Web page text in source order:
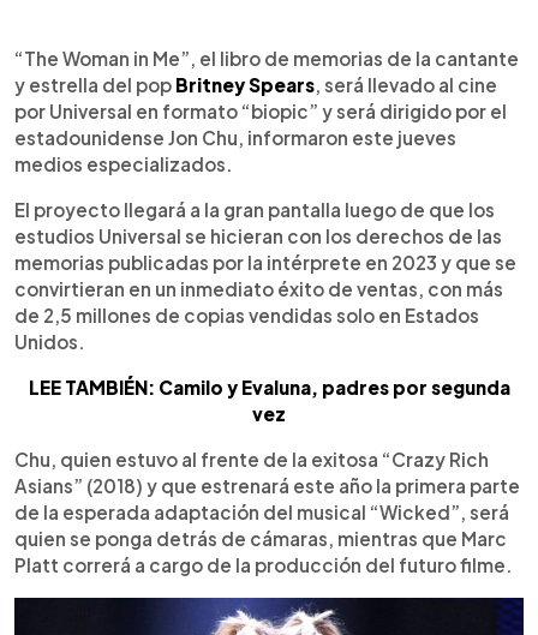
► Escuchar artículo
“The Woman in Me”, el libro de memorias de la cantante
y estrella del pop Britney Spears , será llevado al cine
por Universal en formato “biopic” y será dirigido por el
estadounidense Jon Chu, informaron este jueves
medios especializados.
El proyecto llegará a la gran pantalla luego de que los
estudios Universal se hicieran con los derechos de las
memorias publicadas por la intérprete en 2023 y que se
convirtieran en un inmediato éxito de ventas, con más
de 2,5 millones de copias vendidas solo en Estados
Unidos.
LEE TAMBIÉN: Camilo y Evaluna, padres por segunda
vez
Chu, quien estuvo al frente de la exitosa “Crazy Rich
Asians” (2018) y que estrenará este año la primera parte
de la esperada adaptación del musical “Wicked”, será
quien se ponga detrás de cámaras, mientras que Marc
Platt correrá a cargo de la producción del futuro filme.